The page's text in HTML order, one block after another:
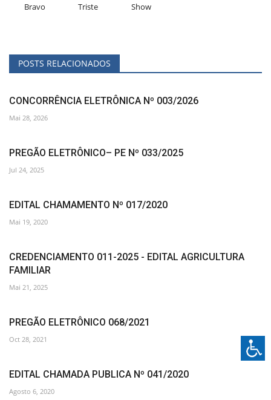
Bravo Triste Show
POSTS RELACIONADOS
CONCORRÊNCIA ELETRÔNICA Nº 003/2026
Mai 28, 2026
PREGÃO ELETRÔNICO– PE Nº 033/2025
Jul 24, 2025
EDITAL CHAMAMENTO Nº 017/2020
Mai 19, 2020
CREDENCIAMENTO 011-2025 - EDITAL AGRICULTURA
FAMILIAR
Mai 21, 2025
PREGÃO ELETRÔNICO 068/2021
Oct 28, 2021
EDITAL CHAMADA PUBLICA Nº 041/2020
Agosto 6, 2020